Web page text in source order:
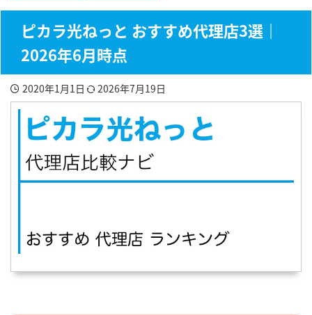
ピカラ光ねっと おすすめ代理店3選｜
2026年6月時点
2020年1月1日 2026年7月19日